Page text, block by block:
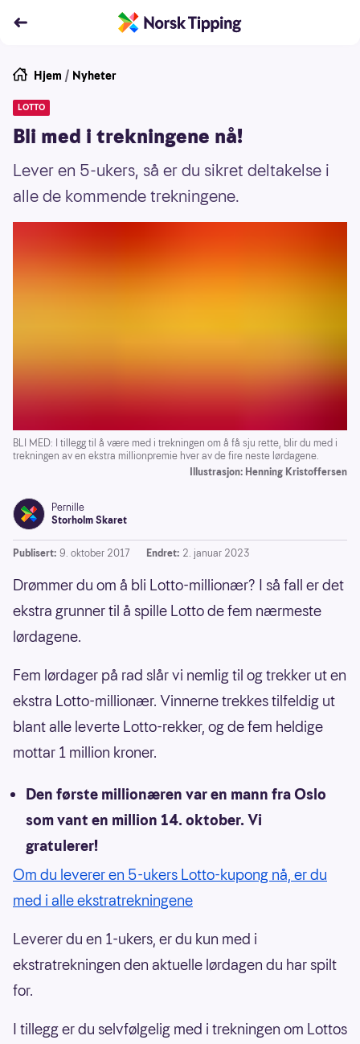
Hjem / Nyheter
LOTTO
Bli med i trekningene nå!
Lever en 5-ukers, så er du sikret deltakelse i
alle de kommende trekningene.
BLI MED: I tillegg til å være med i trekningen om å få sju rette, blir du med i
trekningen av en ekstra millionpremie hver av de fire neste lørdagene.
Illustrasjon: Henning Kristoffersen
Pernille
Storholm Skaret
Publisert: 9. oktober 2017 Endret: 2. januar 2023
Drømmer du om å bli Lotto-millionær? I så fall er det
ekstra grunner til å spille Lotto de fem nærmeste
lørdagene.
Fem lørdager på rad slår vi nemlig til og trekker ut en
ekstra Lotto-millionær. Vinnerne trekkes tilfeldig ut
blant alle leverte Lotto-rekker, og de fem heldige
mottar 1 million kroner.
Den første millionæren var en mann fra Oslo
som vant en million 14. oktober. Vi
gratulerer!
Om du leverer en 5-ukers Lotto-kupong nå, er du
med i alle ekstratrekningene
Leverer du en 1-ukers, er du kun med i
ekstratrekningen den aktuelle lørdagen du har spilt
for.
I tillegg er du selvfølgelig med i trekningen om Lottos